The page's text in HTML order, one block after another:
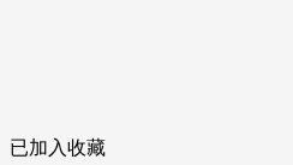
已加入收藏